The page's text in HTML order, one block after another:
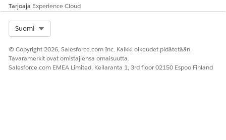
Tarjoaja Experience Cloud
Suomi
© Copyright 2026, Salesforce.com Inc. Kaikki oikeudet pidätetään.
Tavaramerkit ovat omistajiensa omaisuutta.
Salesforce.com EMEA Limited, Keilaranta 1, 3rd floor 02150 Espoo Finland